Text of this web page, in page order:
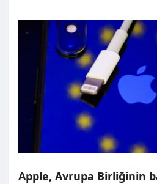
Apple, Avrupa Birliğinin